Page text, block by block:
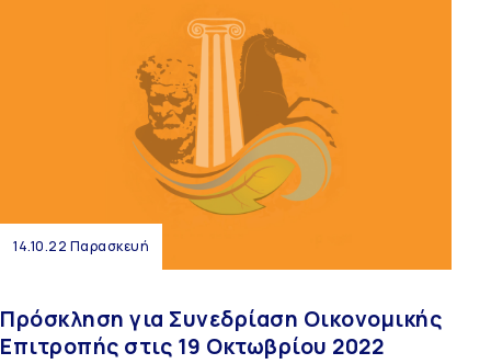
14.10.22 Παρασκευή
Πρόσκληση για Συνεδρίαση Οικονομικής
Επιτροπής στις 19 Οκτωβρίου 2022